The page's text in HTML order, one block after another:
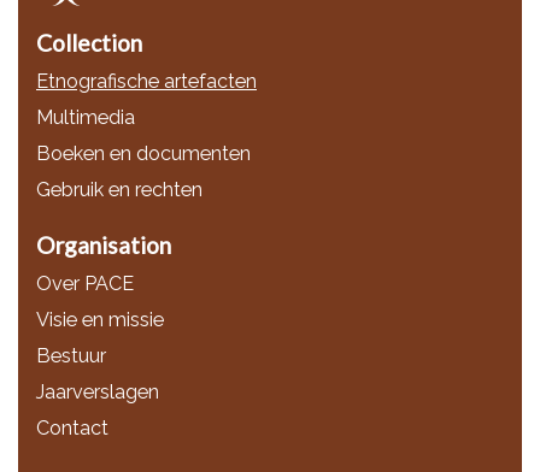
Collection
Etnografische artefacten
Multimedia
Boeken en documenten
Gebruik en rechten
Organisation
Over PACE
Visie en missie
Bestuur
Jaarverslagen
Contact